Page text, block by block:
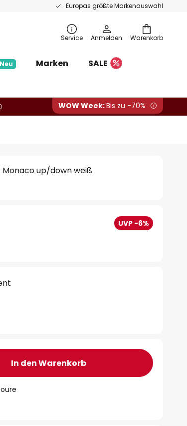
Europas größte Markenauswahl
Warenkorb
Service Anmelden
Neu Marken
SALE
WOW Week:Bis zu -70%
up/down weiß
UVP -6%
In den Warenkorb